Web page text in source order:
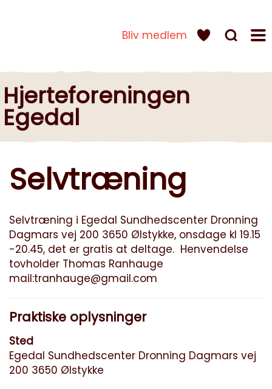
Bliv medlem
Hjerteforeningen
Egedal
Selvtræning
Selvtræning i Egedal Sundhedscenter Dronning
Dagmars vej 200 3650 Ølstykke, onsdage kl 19.15
-20.45, det er gratis at deltage. Henvendelse
tovholder Thomas Ranhauge
mail:tranhauge@gmail.com
Praktiske oplysninger
Sted
Egedal Sundhedscenter Dronning Dagmars vej
200 3650 Ølstykke